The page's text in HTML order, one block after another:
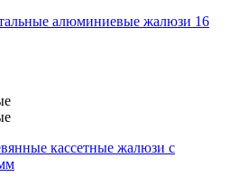
алюминиевые жалюзи 16
кассетные жалюзи с